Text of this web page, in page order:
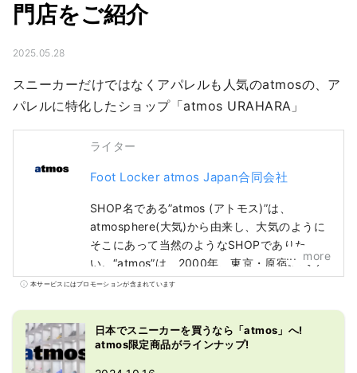
門店をご紹介
2025.05.28
スニーカーだけではなくアパレルも人気のatmosの、ア
パレルに特化したショップ「atmos URAHARA」
ライター
Foot Locker atmos Japan合同会社
SHOP名である”atmos (アトモス)”は、
atmosphere(大気)から由来し、大気のように
そこにあって当然のようなSHOPでありた
い。“atmos”は、2000年、東京・原宿にヘッ
ドショップをオープン。ファッションとして
ラボレーションやエクスクルーシブモデルを
はじめ、最新プロダクトのテストローンチや
more
本サービスにはプロモーションが含まれています
日本でスニーカーを買うなら「atmos」へ!
atmos限定商品がラインナップ!